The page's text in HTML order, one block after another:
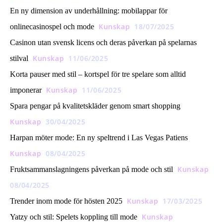
En ny dimension av underhållning: mobilappar för
onlinecasinospel och mode Kunskap 18/07/2025
Casinon utan svensk licens och deras påverkan på spelarnas
stilval
Kunskap 11/06/2025
Korta pauser med stil – kortspel för tre spelare som alltid
imponerar Kunskap 11/06/2025
Spara pengar på kvalitetskläder genom smart shopping
Kunskap 30/04/2025
Harpan möter mode: En ny speltrend i Las Vegas Patiens
Kunskap 08/04/2025
Fruktsammanslagningens påverkan på mode och stil
Kunskap
08/04/2025
Trender inom mode för hösten 2025 Kunskap 17/03/2025
Yatzy och stil: Spelets koppling till mode Kunskap